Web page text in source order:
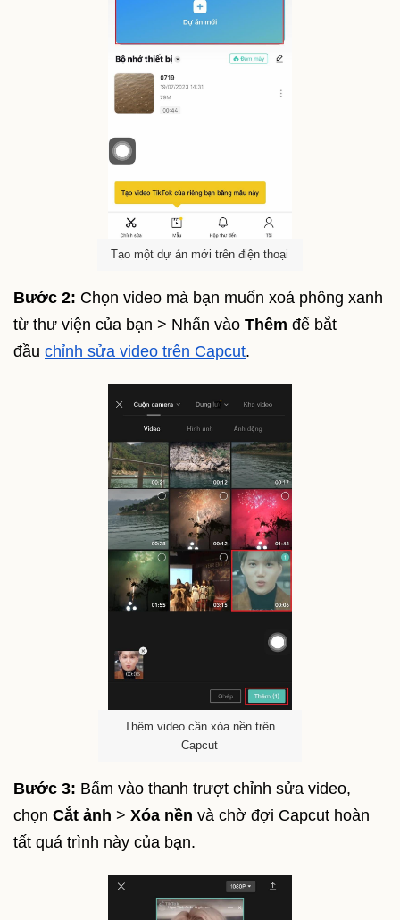
Tạo một dự án mới trên điện thoại
Bước 2: Chọn video mà bạn muốn xoá phông xanh
từ thư viện của bạn > Nhấn vào Thêm để bắt
đầu chỉnh sửa video trên Capcut.
Thêm video cần xóa nền trên
Capcut
Bước 3: Bấm vào thanh trượt chỉnh sửa video,
chọn Cắt ảnh > Xóa nền và chờ đợi Capcut hoàn
tất quá trình này của bạn.